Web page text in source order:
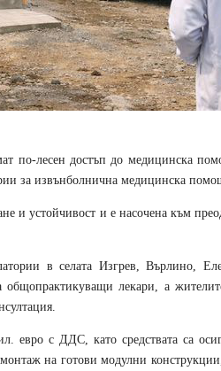
по-лесен достъп до медицинска
за извънболнична медицинска
и устойчивост и е насочена към
в селата Изгрев, Върлино,
лекари, а
евро с ДДС, като средствата са
на готови модулни